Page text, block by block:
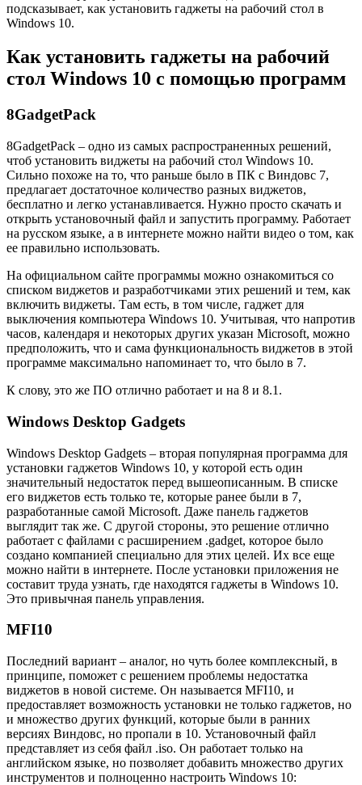
подсказывает, как установить гаджеты на рабочий стол в
Windows 10.
Как установить гаджеты на рабочий
стол Windows 10 с помощью программ
8GadgetPack
8GadgetPack – одно из самых распространенных решений,
чтоб установить виджеты на рабочий стол Windows 10.
Сильно похоже на то, что раньше было в ПК с Виндовс 7,
предлагает достаточное количество разных виджетов,
бесплатно и легко устанавливается. Нужно просто скачать и
открыть установочный файл и запустить программу. Работает
на русском языке, а в интернете можно найти видео о том, как
ее правильно использовать.
На официальном сайте программы можно ознакомиться со
списком виджетов и разработчиками этих решений и тем, как
включить виджеты. Там есть, в том числе, гаджет для
выключения компьютера Windows 10. Учитывая, что напротив
часов, календаря и некоторых других указан Microsoft, можно
предположить, что и сама функциональность виджетов в этой
программе максимально напоминает то, что было в 7.
К слову, это же ПО отлично работает и на 8 и 8.1.
Windows Desktop Gadgets
Windows Desktop Gadgets – вторая популярная программа для
установки гаджетов Windows 10, у которой есть один
значительный недостаток перед вышеописанным. В списке
его виджетов есть только те, которые ранее были в 7,
разработанные самой Microsoft. Даже панель гаджетов
выглядит так же. С другой стороны, это решение отлично
работает с файлами с расширением .gadget, которое было
создано компанией специально для этих целей. Их все еще
можно найти в интернете. После установки приложения не
составит труда узнать, где находятся гаджеты в Windows 10.
Это привычная панель управления.
MFI10
Последний вариант – аналог, но чуть более комплексный, в
принципе, поможет с решением проблемы недостатка
виджетов в новой системе. Он называется MFI10, и
предоставляет возможность установки не только гаджетов, но
и множество других функций, которые были в ранних
версиях Виндовс, но пропали в 10. Установочный файл
представляет из себя файл .iso. Он работает только на
английском языке, но позволяет добавить множество других
инструментов и полноценно настроить Windows 10: